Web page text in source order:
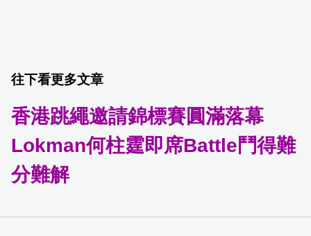
往下看更多文章
香港跳繩邀請錦標賽圓滿落幕
Lokman何柱霆即席Battle鬥得難
分難解